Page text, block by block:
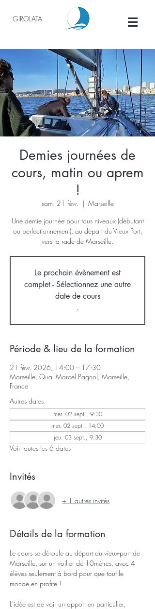
GIROLATA
Demies journées de
cours, matin ou aprem
!
sam. 21 févr.
  |
Marseille
Une demie journée pour tous niveaux (débutant
ou perfectionnement), au départ du Vieux Port,
vers la rade de Marseille.
Le prochain évènement est
complet - Sélectionnez une autre
date de cours
.
Période & lieu de la formation
21 févr. 2026, 14:00 – 17:30
Marseille, Quai Marcel Pagnol, Marseille,
France
Autres dates
mer. 02 sept., 9:30
mer. 02 sept., 14:00
jeu. 03 sept., 9:30
Voir toutes les 6 dates
Invités
+ 1 autres invités
Détails de la formation
Le cours se déroule au départ du vieux-port de
Marseille, sur un voilier de 10mètres, avec 4
élèves seulement à bord pour que tout le
monde en profite !
L'idée est de voir un apport en particulier,